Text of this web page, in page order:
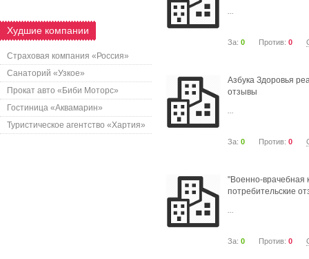
Худшие компании
Страховая компания «Россия»
Санаторий «Узкое»
Прокат авто «Биби Моторс»
Гостиница «Аквамарин»
Туристическое агентство «Хартия»
...
За: 0 Против: 0
Азбука Здоровья
отзывы
...
За: 0 Против: 0
"Военно-врачебная
потребительские
...
За: 0 Против: 0